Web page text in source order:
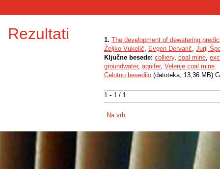
Rezultati
1 - 1 / 1
1. The development of dewatering
Željko Vukelič, Evgen Dervarič, Jurij
Ključne besede: colliery, coal mine,
groundwater, aquifer, Velenje coal mine
Celotno besedilo (datoteka, 13,36 MB)
Na vrh